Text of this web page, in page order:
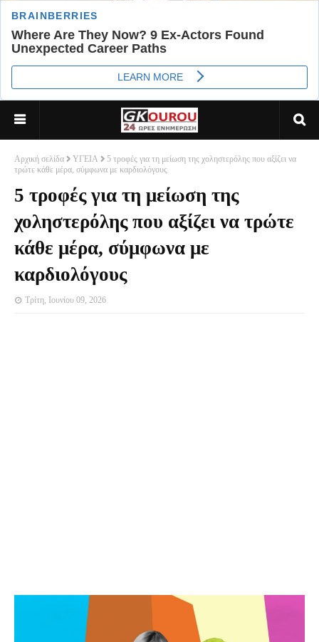
Αρχική σελίδα ΥΓΕΙΑ
5 τροφές για τη μείωση της χοληστερόλης που αξίζει να
τρώτε κάθε μέρα, σύμφωνα με καρδιολόγους
5 τροφές για τη μείωση της
χοληστερόλης που αξίζει να τρώτε
κάθε μέρα, σύμφωνα με
καρδιολόγους
Τρίτη, Ιουνίου 09, 2026